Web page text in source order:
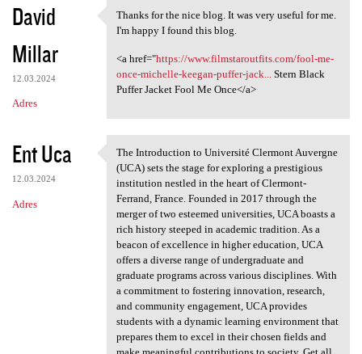
David
Millar
12.03.2024
Adres
Thanks for the nice blog. It
Thanks for the nice blog. It was very useful for me.
I'm happy I found this blog.
<a href="https://www.filmstaroutfits.com/fool-me-
once-michelle-keegan-puffer-jack...
Stern Black
Puffer Jacket Fool Me Once</a>
Ent Uca
12.03.2024
Adres
The Introduction to
The Introduction to Université Clermont Auvergne
(UCA) sets the stage for exploring a prestigious
institution nestled in the heart of Clermont-
Ferrand, France. Founded in 2017 through the
merger of two esteemed universities, UCA boasts a
rich history steeped in academic tradition. As a
beacon of excellence in higher education, UCA
offers a diverse range of undergraduate and
graduate programs across various disciplines. With
a commitment to fostering innovation, research,
and community engagement, UCA provides
students with a dynamic learning environment that
prepares them to excel in their chosen fields and